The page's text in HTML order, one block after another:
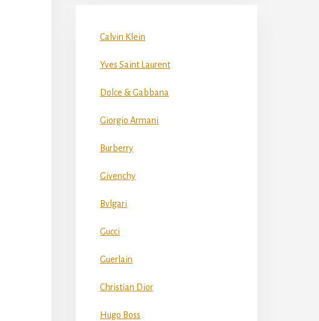
Calvin Klein
Yves Saint Laurent
Dolce & Gabbana
Giorgio Armani
Burberry
Givenchy
Bvlgari
Gucci
Guerlain
Christian Dior
Hugo Boss